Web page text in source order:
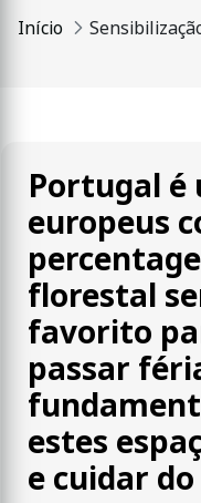
Início
Portugal é
europeus
florestal
favorito
passar
estes
e cuidar